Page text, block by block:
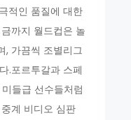
적인 품질에 대한
까지 월드컵은 놀
, 가끔씩 조별리그
.포르투갈과 스페
들급 선수들처럼
계 비디오 심판